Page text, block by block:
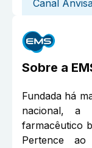
Canal
Sobre a
Fundada há
nacional,
farmacêutico
Pertence